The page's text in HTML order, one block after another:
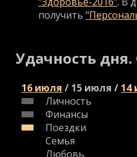
получить
Удачность
16 июля / 15 июля / 14
Личность
Финансы
Поездки
Семья
Любовь